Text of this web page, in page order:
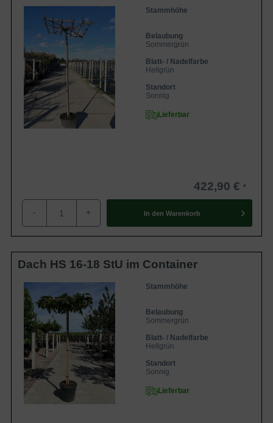
Stammhöhe
Belaubung
Sommergrün
Blatt- / Nadelfarbe
Hellgrün
Standort
Sonnig
Lieferbar
422,90 €
- + In den Warenkorb
Dach HS 16-18 StU im Container
Stammhöhe
Belaubung
Sommergrün
Blatt- / Nadelfarbe
Hellgrün
Standort
Sonnig
Lieferbar